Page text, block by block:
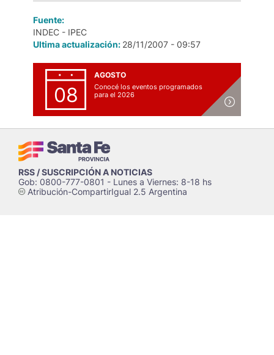
Fuente:
INDEC - IPEC
Ultima actualización: 28/11/2007 - 09:57
08
AGOSTO
Conocé los eventos programados
para el 2026
RSS / SUSCRIPCIÓN A NOTICIAS
Gob: 0800-777-0801 - Lunes a Viernes: 8-18 hs
cAtribución-CompartirIgual 2.5 Argentina